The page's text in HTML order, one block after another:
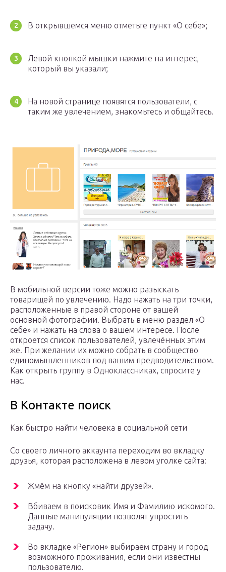
В открывшемся меню отметьте пункт «О себе»;
Левой кнопкой мышки нажмите на интерес,
который вы указали;
На новой странице появятся пользователи, с
таким же увлечением, знакомьтесь и общайтесь.
В мобильной версии тоже можно разыскать
товарищей по увлечению. Надо нажать на три точки,
расположенные в правой стороне от вашей
основной фотографии. Выбрать в меню раздел «О
себе» и нажать на слова о вашем интересе. После
откроется список пользователей, увлечённых этим
же. При желании их можно собрать в сообщество
единомышленников под вашим предводительством.
Как открыть группу в Одноклассниках, спросите у
нас.
В Контакте поиск
Как быстро найти человека в социальной сети
Со своего личного аккаунта переходим во вкладку
друзья, которая расположена в левом уголке сайта:
Жмём на кнопку «найти друзей».
Вбиваем в поисковик Имя и Фамилию искомого.
Данные манипуляции позволят упростить
задачу.
Во вкладке «Регион» выбираем страну и город
возможного проживания, если они известны
пользователю.